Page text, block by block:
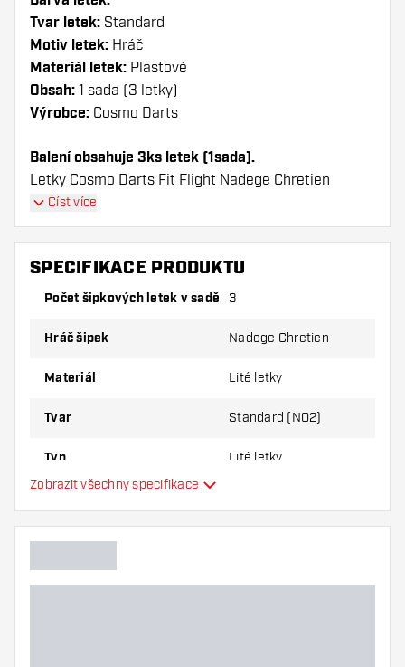
Tvar letek: Standard
Motiv letek: Hráč
Materiál letek: Plastové
Obsah: 1 sada (3 letky)
Výrobce: Cosmo Darts
Balení obsahuje 3ks letek (1sada).
Letky Cosmo Darts Fit Flight Nadege Chretien
Standard mají dlouhou životnost. Tyto letky lze
použít pouze s násadky Cosmo Fit.
Dartshopper tip!
Ujistěte se, že máte po ruce dostatek letky a
nebo zlomit.
letky, abyste zjistili, která varianta vám
Číst více
SPECIFIKACE PRODUKTU
Počet šipkových letek v sadě 3
Hráč šipek Nadege Chretien
Materiál Lité letky
Tvar Standard (NO2)
Typ Lité letky
Další barvy
Zobrazit všechny specifikace